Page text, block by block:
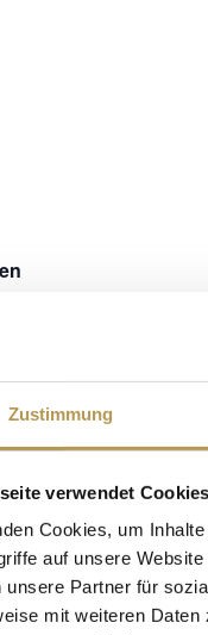
Zustimmung
verwendet
Cookies, um
auf unsere
unsere Partner für
mit weiteren
bereits stattgefunden.
mit
erforderlich!